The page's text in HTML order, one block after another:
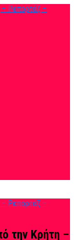
την Κρήτη –